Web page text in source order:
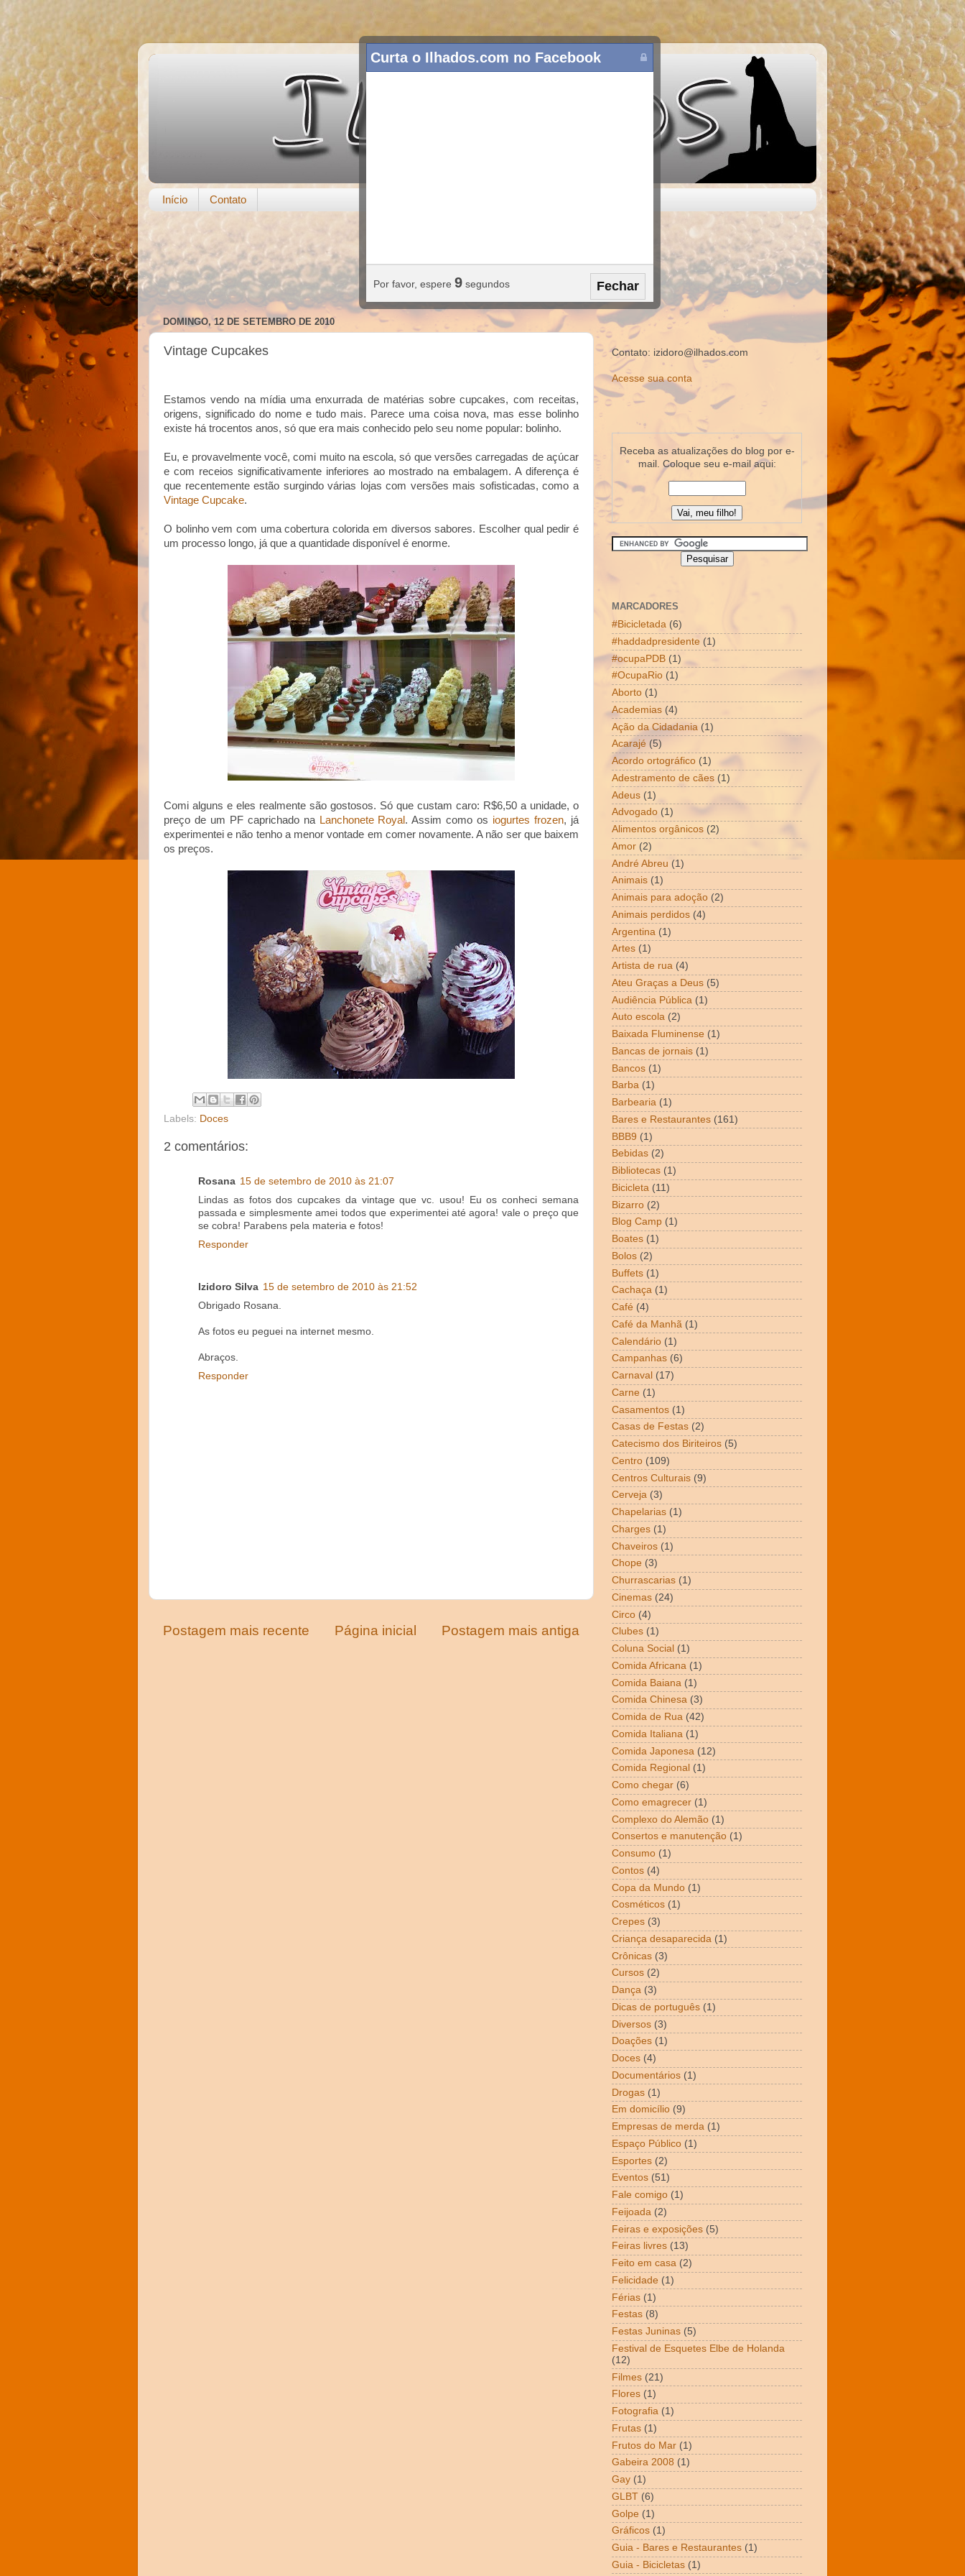
Início Contato
DOMINGO, 12 DE SETEMBRO DE 2010
Vintage Cupcakes
Estamos vendo na mídia uma enxurrada de matérias sobre cupcakes, com receitas,
origens, significado do nome e tudo mais. Parece uma coisa nova, mas esse bolinho
existe há trocentos anos, só que era mais conhecido pelo seu nome popular: bolinho.
Eu, e provavelmente você, comi muito na escola, só que versões carregadas de açúcar
e com receios significativamente inferiores ao mostrado na embalagem. A diferença é
que recentemente estão surgindo várias lojas com versões mais sofisticadas, como a
Vintage Cupcake.
O bolinho vem com uma cobertura colorida em diversos sabores. Escolher qual pedir é
um processo longo, já que a quantidade disponível é enorme.
Comi alguns e eles realmente são gostosos. Só que custam caro: R$6,50 a unidade, o
preço de um PF caprichado na Lanchonete Royal . Assim como os iogurtes frozen, já
experimentei e não tenho a menor vontade em comer novamente. A não ser que baixem
os preços.
Labels: Doces
2 comentários:
Rosana 15 de setembro de 2010 às 21:07
Lindas as fotos dos cupcakes da vintage que vc. usou! Eu os conheci semana
passada e simplesmente amei todos que experimentei até agora! vale o preço que
se cobra! Parabens pela materia e fotos!
Responder
Izidoro Silva 15 de setembro de 2010 às 21:52
Obrigado Rosana.
As fotos eu peguei na internet mesmo.
Abraços.
Responder
Postagem mais recente Postagem mais antiga
Página inicial
Contato: izidoro@ilhados.com
Acesse sua conta
Receba as atualizações do blog por e-
mail. Coloque seu e-mail aqui:
MARCADORES
#Bicicletada (6)
#haddadpresidente (1)
#ocupaPDB (1)
#OcupaRio (1)
Aborto (1)
Academias (4)
Ação da Cidadania (1)
Acarajé (5)
Acordo ortográfico (1)
Adestramento de cães (1)
Adeus (1)
Advogado (1)
Alimentos orgânicos (2)
Amor (2)
André Abreu (1)
Animais (1)
Animais para adoção (2)
Animais perdidos (4)
Argentina (1)
Artes (1)
Artista de rua (4)
Ateu Graças a Deus (5)
Audiência Pública (1)
Auto escola (2)
Baixada Fluminense (1)
Bancas de jornais (1)
Bancos (1)
Barba (1)
Barbearia (1)
Bares e Restaurantes (161)
BBB9 (1)
Bebidas (2)
Bibliotecas (1)
Bicicleta (11)
Bizarro (2)
Blog Camp (1)
Boates (1)
Bolos (2)
Buffets (1)
Cachaça (1)
Café (4)
Café da Manhã (1)
Calendário (1)
Campanhas (6)
Carnaval (17)
Carne (1)
Casamentos (1)
Casas de Festas (2)
Catecismo dos Biriteiros (5)
Centro (109)
Centros Culturais (9)
Cerveja (3)
Chapelarias (1)
Charges (1)
Chaveiros (1)
Chope (3)
Churrascarias (1)
Cinemas (24)
Circo (4)
Clubes (1)
Coluna Social (1)
Comida Africana (1)
Comida Baiana (1)
Comida Chinesa (3)
Comida de Rua (42)
Comida Italiana (1)
Comida Japonesa (12)
Comida Regional (1)
Como chegar (6)
Como emagrecer (1)
Complexo do Alemão (1)
Consertos e manutenção (1)
Consumo (1)
Contos (4)
Copa da Mundo (1)
Cosméticos (1)
Crepes (3)
Criança desaparecida (1)
Crônicas (3)
Cursos (2)
Dança (3)
Dicas de português (1)
Diversos (3)
Doações (1)
Doces (4)
Documentários (1)
Drogas (1)
Em domicílio (9)
Empresas de merda (1)
Espaço Público (1)
Esportes (2)
Eventos (51)
Fale comigo (1)
Feijoada (2)
Feiras e exposições (5)
Feiras livres (13)
Feito em casa (2)
Felicidade (1)
Férias (1)
Festas (8)
Festas Juninas (5)
Festival de Esquetes Elbe de Holanda
(12)
Filmes (21)
Flores (1)
Fotografia (1)
Frutas (1)
Frutos do Mar (1)
Gabeira 2008 (1)
Gay (1)
GLBT (6)
Golpe (1)
Gráficos (1)
Guia - Bares e Restaurantes (1)
Guia - Bicicletas (1)
Curta o Ilhados.com no Facebook
Por favor, espere 3 segundos Fechar